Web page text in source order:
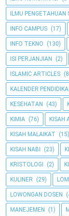
ILMU PENGETAHUAN
INFO CAMPUS (17)
INFO TEKNO (130)
ISI PERJANJIAN (2)
ISLAMIC ARTICLES
KALENDER
KESEHATAN (43)
KIMIA (76) KISAH
KISAH MALAIKAT (15)
KISAH NABI (23)
KRISTOLOGI (2)
KULINER (29)
LOWONGAN DOSEN
MANEJEMEN (1)